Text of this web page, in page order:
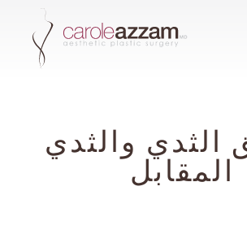
الثدي والثدي
المقابل